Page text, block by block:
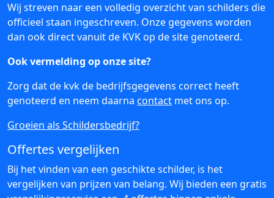
Wij streven naar een volledig overzicht van schilders die
officieel staan ingeschreven. Onze gegevens worden
dan ook direct vanuit de KVK op de site genoteerd.
Ook vermelding op onze site?
Zorg dat de kvk de bedrijfsgegevens correct heeft
genoteerd en neem daarna contact met ons op.
Groeien als Schildersbedrijf?
Offertes vergelijken
Bij het vinden van een geschikte schilder, is het
vergelijken van prijzen van belang. Wij bieden een gratis